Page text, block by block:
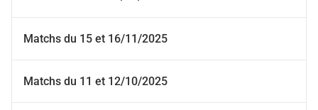
Matchs du 15 et 16/11/2025
Matchs du 11 et 12/10/2025